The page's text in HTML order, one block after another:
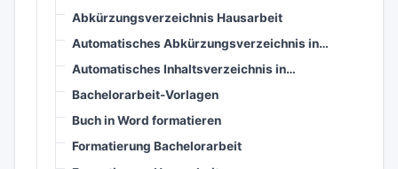
Abkürzungsverzeichnis Hausarbeit
Automatisches Abkürzungsverzeichnis in…
Automatisches Inhaltsverzeichnis in…
Bachelorarbeit-Vorlagen
Buch in Word formatieren
Formatierung Bachelorarbeit